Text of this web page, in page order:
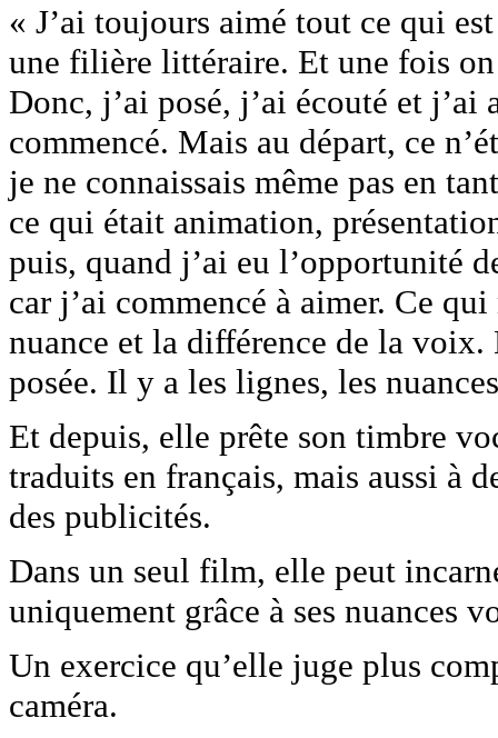
« J’ai toujours aimé tout ce qui
une filière littéraire. Et une fois
Donc, j’ai posé, j’ai écouté et j’ai
commencé. Mais au départ, ce
je ne connaissais même pas en
ce qui était animation,
puis, quand j’ai eu l’opportunité
car j’ai commencé à aimer. Ce
nuance et la différence de la
posée. Il y a les lignes, les
Et depuis, elle prête son timbre
traduits en français, mais aussi à
des publicités.
Dans un seul film, elle peut
uniquement grâce à ses nuances
Un exercice qu’elle juge plus
caméra.